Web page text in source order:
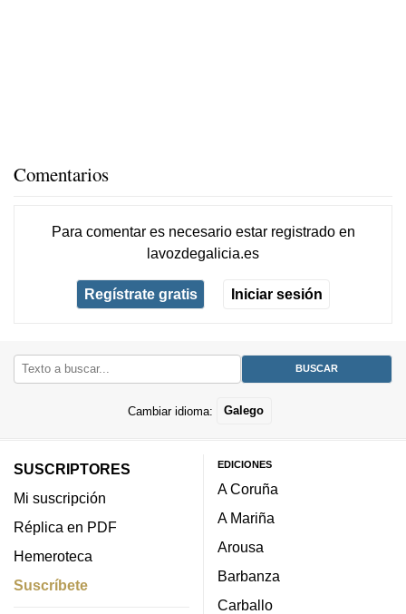
Comentarios
Para comentar es necesario estar registradoen
lavozdegalicia.es
Regístrate gratis Iniciar sesión
Cambiar idioma: Galego
SUSCRIPTORES
Mi suscripción
Réplica en PDF
Hemeroteca
Suscríbete
EDICIONES
A Coruña
A Mariña
Arousa
Barbanza
Carballo